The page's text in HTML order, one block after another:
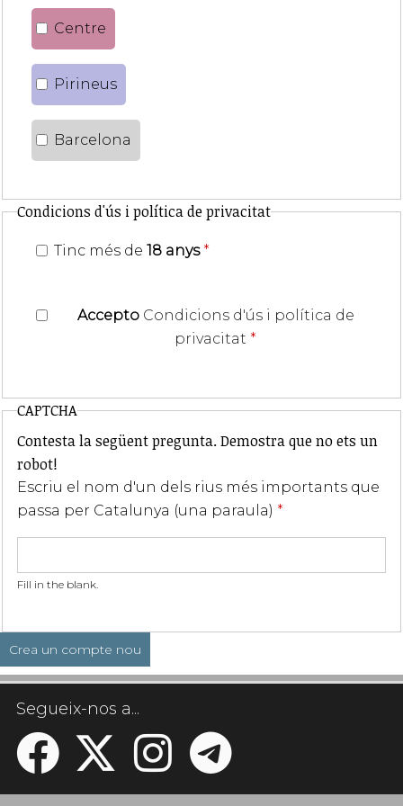
Centre
Pirineus
Barcelona
Condicions d'ús i política de privacitat
Tinc més de 18 anys *
Accepto Condicions d'ús i política de
privacitat *
CAPTCHA
Contesta la següent pregunta. Demostra que no ets un
robot!
Escriu el nom d'un dels rius més importants que
passa per Catalunya (una paraula) *
Fill in the blank.
Segueix-nos a...